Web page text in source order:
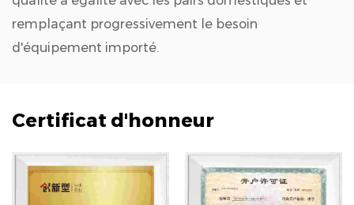
remplaçant progressivement le besoin
d'équipement importé.
Certificat d'honneur